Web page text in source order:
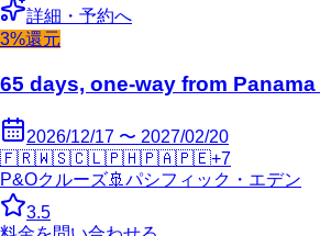
詳細・予約へ
3%還元
65 days, one-way from
2026/12/17 〜 2027/02/20
🇫🇷🇼🇸🇨🇱🇵🇭🇵🇦🇵🇪+7
P&Oクルーズ🚢 パシフィック・エデン
3.5